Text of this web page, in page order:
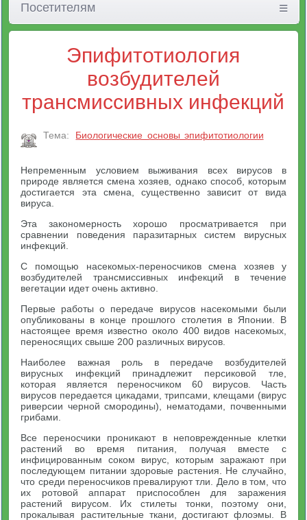
Посетителям
Эпифитотиология
возбудителей
трансмиссивных инфекций
Тема: Биологические основы эпифитотиологии
Непременным условием выживания всех вирусов в
природе является смена хозяев, однако способ, которым
достигается эта смена, существенно зависит от вида
вируса.
Эта закономерность хорошо просматривается при
сравнении поведения паразитарных систем вирусных
инфекций.
С помощью насекомых-переносчиков смена хозяев у
возбудителей трансмиссивных инфекций в течение
вегетации идет очень активно.
Первые работы о передаче вирусов насекомыми были
опубликованы в конце прошлого столетия в Японии. В
настоящее время известно около 400 видов насекомых,
переносящих свыше 200 различных вирусов.
Наиболее важная роль в передаче возбудителей
вирусных инфекций принадлежит персиковой тле,
которая является переносчиком 60 вирусов. Часть
вирусов передается цикадами, трипсами, клещами (вирус
риверсии черной смородины), нематодами, почвенными
грибами.
Все переносчики проникают в неповрежденные клетки
растений во время питания, получая вместе с
инфицированным соком вирус, которым заражают при
последующем питании здоровые растения. Не случайно,
что среди переносчиков превалируют тли. Дело в том, что
их ротовой аппарат приспособлен для заражения
растений вирусом. Их стилеты тонки, поэтому они,
прокалывая растительные ткани, достигают флоэмы. В